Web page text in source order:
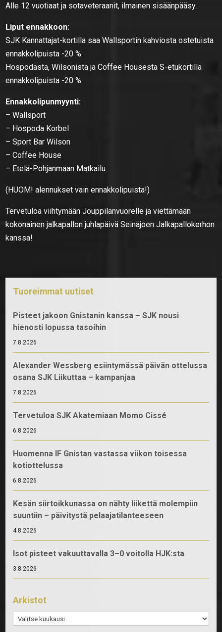
Alle 12 vuotiaat ja sotaveteraanit, ilmainen sisäänpääsy.
Liput ennakkoon:
SJK Kannattajat-kortilla saa Wallsportin kahviosta ostetuista
ennakkolipuista -20 %.
Hospodasta, Wilsonista ja Coffee Housesta S-etukortilla
ennakkolipuista -20 %
Ennakkolipunmyynti:
– Wallsport
– Hospoda Korbel
– Sport Bar Wilson
– Coffee House
– Etelä-Pohjanmaan Matkailu
(HUOM! alennukset vain ennakkolipuista!)
Tervetuloa viihtymään Jouppilanvuorelle ja viettämään
kokonainen jalkapallon juhlapäivä Seinäjoen Jalkapallokerhon
kanssa!
Tuoreimmat uutiset
Pisteet jakoon Gnistanin kanssa – SJK nousi
hienosti lopussa tasoihin
7.8.2026
Alexander Wessberg esiintymässä päivän ottelussa
osana SJK Liikuttaa – kampanjaa
7.8.2026
Tervetuloa SJK Akatemiaan Momo Cissé
6.8.2026
Huomenna IF Gnistan vastassa viikon toisessa
kotiottelussa
6.8.2026
Kesän siirtoikkunassa on nähty liikettä molempiin
suuntiin – päivitystä pelaajatilanteeseen
4.8.2026
Isot pisteet vakuuttavalla 3–0 voitolla HJK:sta
3.8.2026
Arkistot
Arkistot